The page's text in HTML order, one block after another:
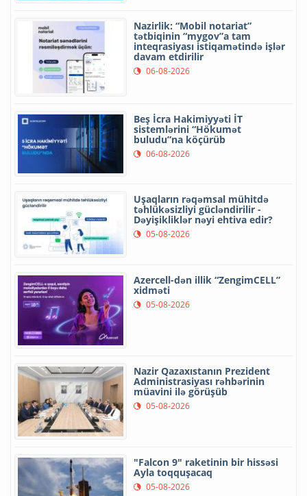
Nazirlik: “Mobil notariat”
tətbiqinin “mygov”a tam
inteqrasiyası istiqamətində işlər
davam etdirilir
06-08-2026
Beş İcra Hakimiyyəti İT
sistemlərini “Hökumət
buludu”na köçürüb
06-08-2026
Uşaqların rəqəmsal mühitdə
təhlükəsizliyi gücləndirilir -
Dəyişikliklər nəyi ehtiva edir?
05-08-2026
Azercell-dən illik “ZengimCELL”
xidməti
05-08-2026
Nazir Qazaxıstanın Prezident
Administrasiyası rəhbərinin
müavini ilə görüşüb
05-08-2026
"Falcon 9" raketinin bir hissəsi
Ayla toqquşacaq
05-08-2026